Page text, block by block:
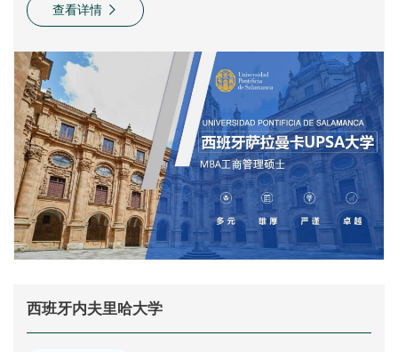
查看详情
西班牙内夫里哈大学